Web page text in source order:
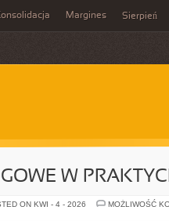
Margines Sierpień
W
ON KWI - 4 - 2026
MOŻLIWOŚĆ